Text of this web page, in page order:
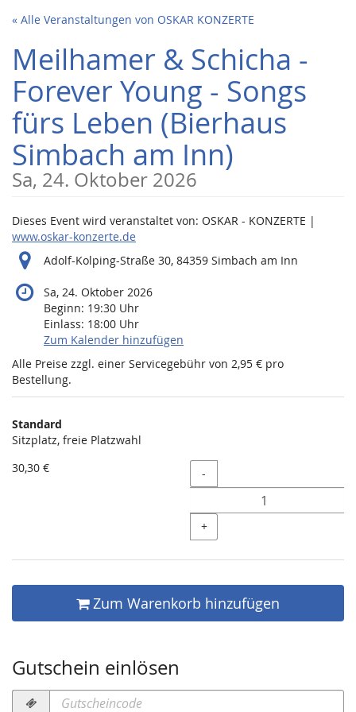
Zum
Inhalt
springen
« Alle Veranstaltungen von OSKAR KONZERTE
Meilhamer & Schicha -
Forever Young - Songs
fürs Leben (Bierhaus
Simbach am Inn)
Sa, 24. Oktober 2026
Dieses Event wird veranstaltet von: OSKAR - KONZERTE |
www.oskar-konzerte.de
Adolf-Kolping-Straße 30, 84359 Simbach am Inn
Sa, 24. Oktober 2026
Beginn: 19:30 Uhr
Einlass: 18:00 Uhr
Zum Kalender hinzufügen
Alle Preise zzgl. einer Servicegebühr von 2,95 € pro
Bestellung.
Produkte
Unkategorisierte
Produkte
Standard
Sitzplatz, freie Platzwahl
30,30 €
Menge
-
+
Zum Warenkorb hinzufügen
Gutschein einlösen
Gutscheincode